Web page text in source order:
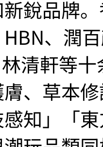
銳品牌
、潤
清軒等
、草本
知」「